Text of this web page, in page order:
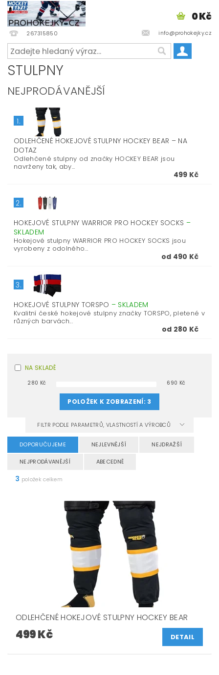
267315850 info@prohokejky.cz
0 Kč
STULPNY
NEJPRODÁVANĚJŠÍ
1.
ODLEHČENÉ HOKEJOVÉ STULPNY HOCKEY BEAR – NA
DOTAZ
Odlehčené stulpny od značky HOCKEY BEAR jsou
navrženy tak, aby...
499 Kč
2.
HOKEJOVÉ STULPNY WARRIOR PRO HOCKEY SOCKS –
SKLADEM
Hokejové stulpny WARRIOR PRO HOCKEY SOCKS jsou
vyrobeny z odolného...
od 490 Kč
3.
HOKEJOVÉ STULPNY TORSPO – SKLADEM
Kvalitní české hokejové stulpny značky TORSPO, pletené v
různých barvách...
od 280 Kč
NA SKLADĚ
280 Kč 690 Kč
POLOŽEK K ZOBRAZENÍ: 3
FILTR PODLE PARAMETRŮ, VLASTNOSTÍ A VÝROBCŮ
DOPORUČUJEME NEJLEVNĚJŠÍ NEJDRAŽŠÍ
NEJPRODÁVANĚJŠÍ ABECEDNĚ
3 položek celkem
ODLEHČENÉ HOKEJOVÉ STULPNY HOCKEY BEAR
499 Kč DETAIL